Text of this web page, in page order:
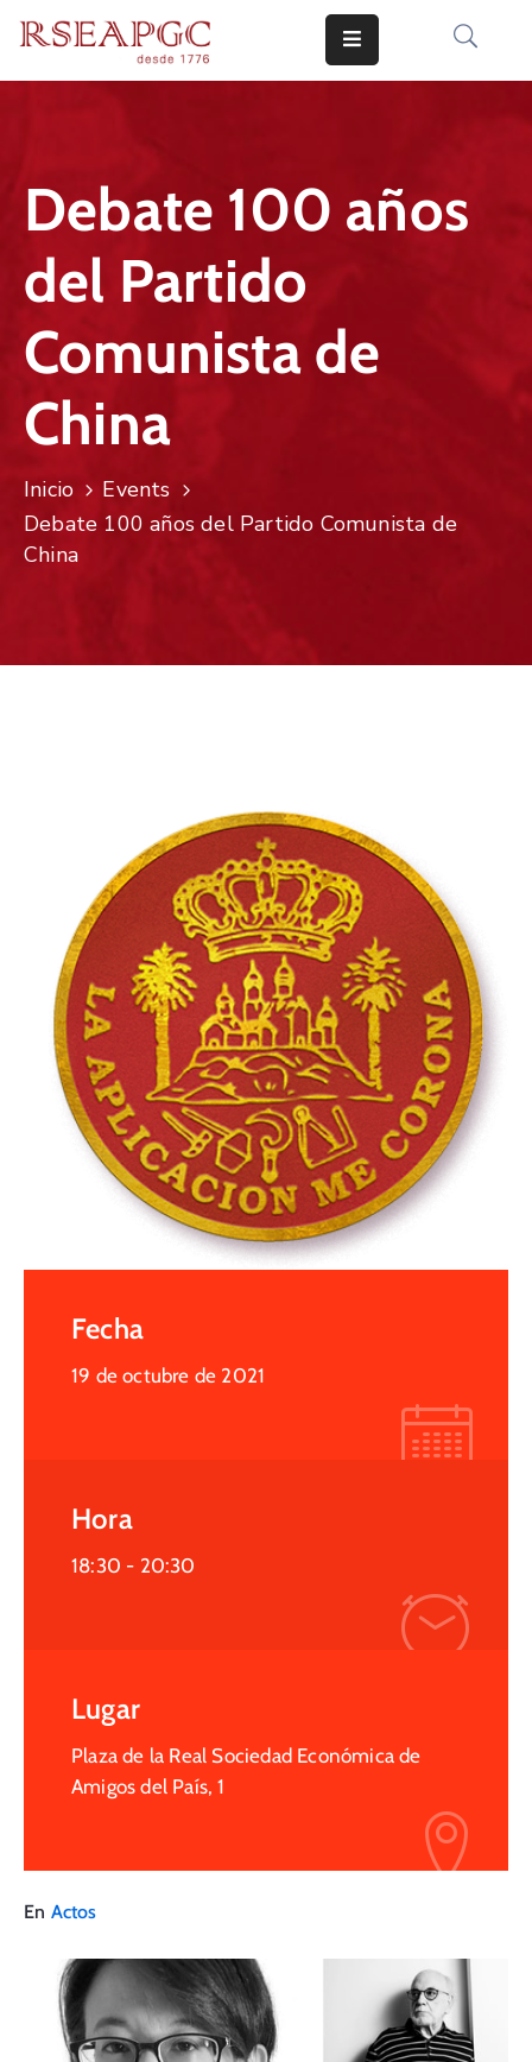
COMUNICADOS
CONOCERNOS
CONTACTO
Debate 100 años
del Partido
Comunista de
China
Inicio
Events
Debate 100 años del Partido Comunista de
China
Fecha
19 de octubre de 2021
Hora
18:30 - 20:30
Lugar
Plaza de la Real Sociedad Económica de
Amigos del País, 1
En Actos